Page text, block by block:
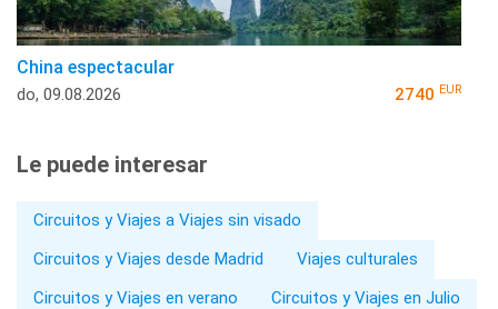
China espectacular
do, 09.08.2026 2740 EUR
Le puede interesar
Circuitos y Viajes a Viajes sin visado
Circuitos y Viajes desde Madrid
Viajes culturales
Circuitos y Viajes en verano
Circuitos y Viajes en Julio